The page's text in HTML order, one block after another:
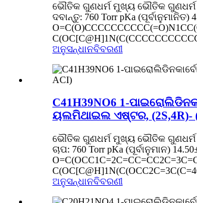
ଭୌତିକ ଗୁଣଧର୍ମ ମୁଖ୍ୟ ଭୌତିକ ଗୁଣଧର୍ମ
ଦବାନ୍ତୁ: 760 Torr pKa
ଅନୁସନ୍ଧାନବିବରଣୀ
C41H39NO6 1-
ୟଲମିଥାଇଲ ଏଷ୍ଟର, (2S,4R)-
ଭୌତିକ ଗୁଣଧର୍ମ ମୁଖ୍ୟ ଭୌତିକ ଗୁଣଧର୍ମ
ଚାପ: 760 Torr pKa (ପୂର୍ବାନୁମାନ)
ଅନୁସନ୍ଧାନବିବରଣୀ